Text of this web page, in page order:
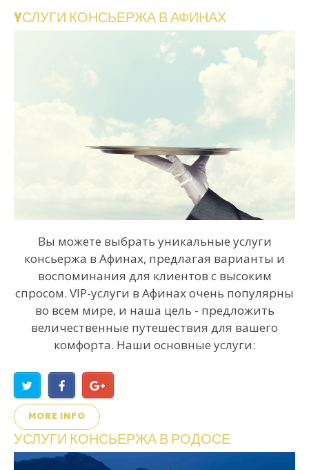
YСЛУГИ КОНСЬЕРЖАВАФИНАХ
Вы можете выбрать уникальные услуги
консьержа в Афинах, предлагая варианты и
воспоминания для клиентов с высоким
спросом. VIP-услуги в Афинах очень популярны
во всем мире, и наша цель - предложить
величественные путешествия для вашего
комфорта. Наши основные услуги:
MORE INFO
УСЛУГИ КОНСЬЕРЖАВРОДОСЕ